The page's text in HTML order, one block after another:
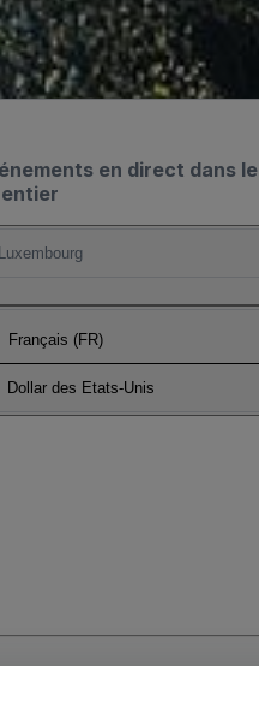
en direct dans le
Luxembourg
Français (FR)
Dollar des Etats-Unis